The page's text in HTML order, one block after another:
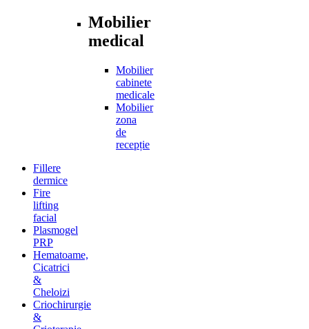
Mobilier
medical
Mobilier
cabinete
medicale
Mobilier
zona
de
recepție
Fillere
dermice
Fire
lifting
facial
Plasmogel
PRP
Hematoame,
Cicatrici
&
Cheloizi
Criochirurgie
&